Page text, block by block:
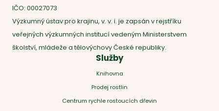
IČO: 00027073
Výzkumný ústav pro krajinu, v. v. i. je zapsán v rejstříku
veřejných výzkumných institucí vedeným Ministerstvem
školství, mládeže a tělovýchovy České republiky.
Služby
Knihovna
Prodej rostlin
Centrum rychle rostoucích dřevin